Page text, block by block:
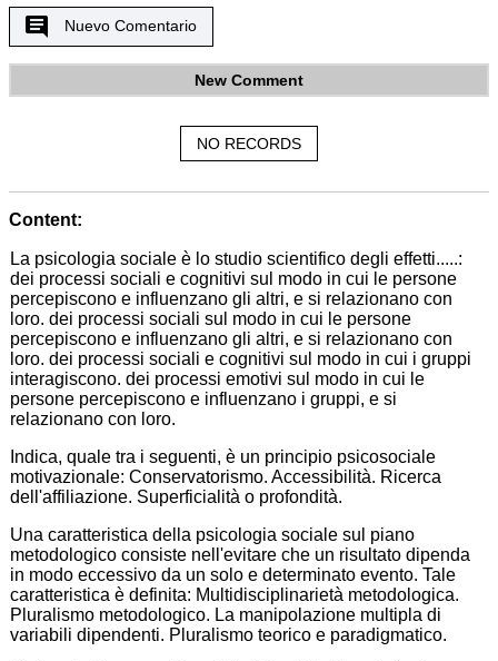
Nuevo Comentario
New Comment
NO RECORDS
Content:
La psicologia sociale è lo studio scientifico degli effetti.....:
dei processi sociali e cognitivi sul modo in cui le persone
percepiscono e influenzano gli altri, e si relazionano con
loro. dei processi sociali sul modo in cui le persone
percepiscono e influenzano gli altri, e si relazionano con
loro. dei processi sociali e cognitivi sul modo in cui i gruppi
interagiscono. dei processi emotivi sul modo in cui le
persone percepiscono e influenzano i gruppi, e si
relazionano con loro.
Indica, quale tra i seguenti, è un principio psicosociale
motivazionale: Conservatorismo. Accessibilità. Ricerca
dell'affiliazione. Superficialità o profondità.
Una caratteristica della psicologia sociale sul piano
metodologico consiste nell'evitare che un risultato dipenda
in modo eccessivo da un solo e determinato evento. Tale
caratteristica è definita: Multidisciplinarietà metodologica.
Pluralismo metodologico. La manipolazione multipla di
variabili dipendenti. Pluralismo teorico e paradigmatico.